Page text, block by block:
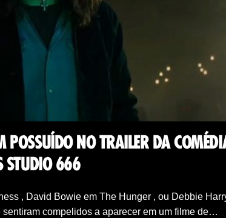
POSSUÍDO NO TRAILER DA
STUDIO 666
, David Bowie em The Hunger , ou Debbie
compelidos a aparecer em um filme de…